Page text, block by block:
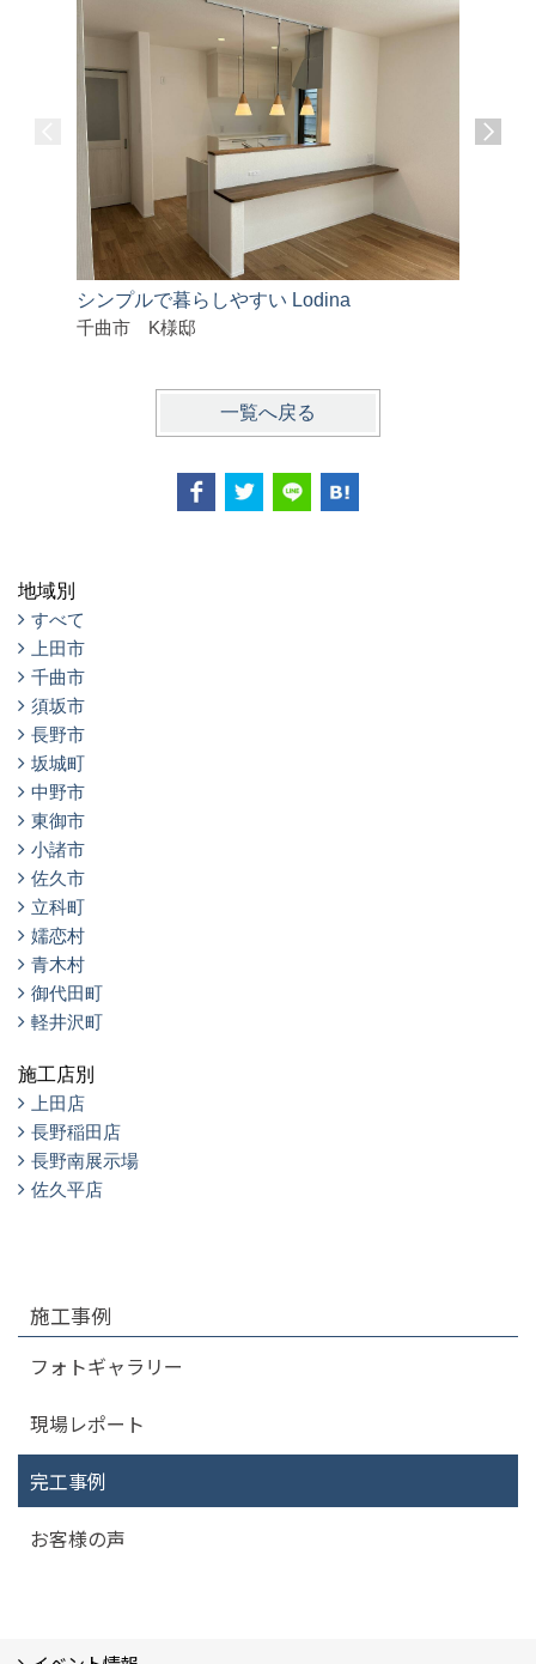
シンプルで暮らしやすい Lodina
千曲市 K様邸
一覧へ戻る
地域別
すべて
上田市
千曲市
須坂市
長野市
坂城町
中野市
東御市
小諸市
佐久市
立科町
嬬恋村
青木村
御代田町
軽井沢町
施工店別
上田店
長野稲田店
長野南展示場
佐久平店
施工事例
フォトギャラリー
現場レポート
完工事例
お客様の声